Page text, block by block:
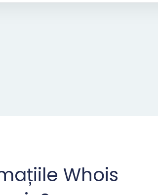
Whois